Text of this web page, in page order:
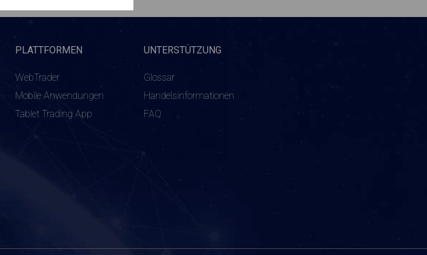
PLATTFORMEN
WebTrader
Mobile Anwendungen
Tablet Trading App
UNTERSTÜTZUNG
Glossar
Handelsinformationen
FAQ